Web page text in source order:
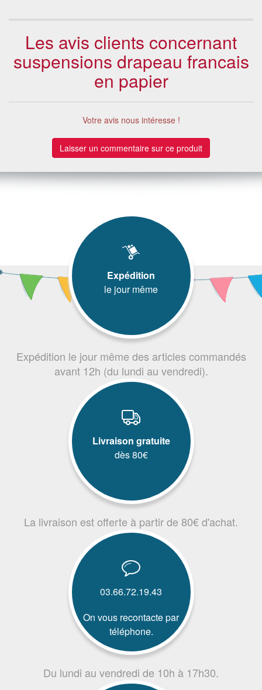
Les avis clients concernant
suspensions drapeau francais
en papier
Votre avis nous intéresse !
Laisser un commentaire sur ce produit
Expédition
le jour même
Expédition le jour même des articles commandés
avant 12h (du lundi au vendredi).
Livraison gratuite
dès 80€
La livraison est offerte à partir de 80€ d'achat.
03.66.72.19.43
On vous recontacte par
téléphone.
Du lundi au vendredi de 10h à 17h30.